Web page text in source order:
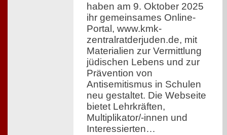
haben am 9. Oktober 2025
ihr gemeinsames Online-
Portal, www.kmk-
zentralratderjuden.de, mit
Materialien zur Vermittlung
jüdischen Lebens und zur
Prävention von
Antisemitismus in Schulen
neu gestaltet. Die Webseite
bietet Lehrkräften,
Multiplikator/-innen und
Interessierten…